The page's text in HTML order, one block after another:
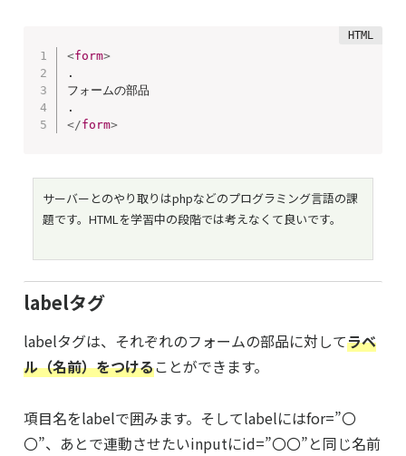
<form>
.
フォームの部品
</form>
サーバーとのやり取りはphpなどのプログラミング言語の課
題です。HTMLを学習中の段階では考えなくて良いです。
labelタグ
labelタグは、それぞれのフォームの部品に対してラベ
ル（名前）をつけることができます。
項目名をlabelで囲みます。そしてlabelにはfor=”〇
〇”、あとで連動させたいinputにid=”〇〇”と同じ名前